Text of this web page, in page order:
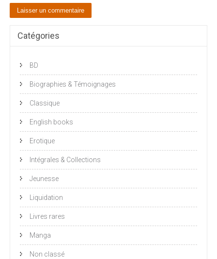
Catégories
BD
Biographies & Témoignages
Classique
English books
Erotique
Intégrales & Collections
Jeunesse
Liquidation
Livres rares
Manga
Non classé